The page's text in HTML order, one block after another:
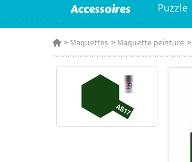
Accessoires
Puzzle
> Maquettes > Maquette peinture >